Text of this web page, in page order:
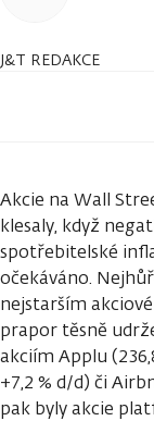
J&T REDAKCE
Akcie na Wall
klesaly, když
spotřebitelské
očekáváno.
nejstarším
prapor těsně
akciím Applu
+7,2 % d/d) či
pak byly akcie